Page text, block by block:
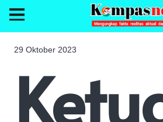
29 Oktober 2023